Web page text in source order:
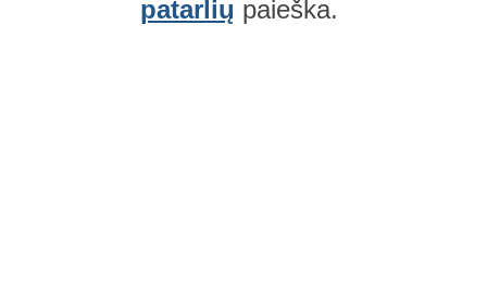
patarlių paieška.